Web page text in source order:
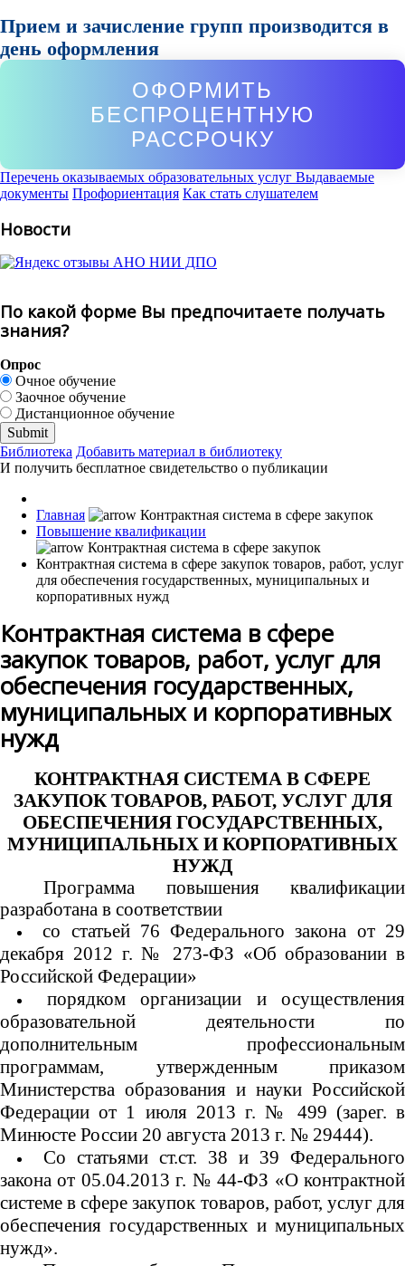
Прием и зачисление групп производится в
день оформления
ОФОРМИТЬ
БЕСПРОЦЕНТНУЮ
РАССРОЧКУ
Перечень оказываемых образовательных услуг Выдаваемые
документы Профориентация Как стать слушателем
Новости
По какой форме Вы предпочитаете получать
знания?
Опрос
Очное обучение
Заочное обучение
Дистанционное обучение
Библиотека Добавить материал в библиотеку
И получить бесплатное свидетельство о публикации
Главная
Повышение квалификации
Контрактная система в сфере закупок товаров, работ, услуг
для обеспечения государственных, муниципальных и
корпоративных нужд
Контрактная система в сфере
закупок товаров, работ, услуг для
обеспечения государственных,
муниципальных и корпоративных
нужд
КОНТРАКТНАЯ СИСТЕМА В СФЕРЕ
ЗАКУПОК ТОВАРОВ, РАБОТ, УСЛУГ ДЛЯ
ОБЕСПЕЧЕНИЯ ГОСУДАРСТВЕННЫХ,
МУНИЦИПАЛЬНЫХ И КОРПОРАТИВНЫХ
НУЖД
Программа повышения квалификации
разработана в соответствии
со статьей 76 Федерального закона от 29
декабря 2012 г. № 273-ФЗ «Об образовании в
Российской Федерации»
порядком организации и осуществления
образовательной деятельности по
дополнительным профессиональным
программам, утвержденным приказом
Министерства образования и науки Российской
Федерации от 1 июля 2013 г. № 499 (зарег. в
Минюсте России 20 августа 2013 г. № 29444).
Со статьями ст.ст. 38 и 39 Федерального
закона от 05.04.2013 г. № 44-ФЗ «О контрактной
системе в сфере закупок товаров, работ, услуг для
обеспечения государственных и муниципальных
нужд».